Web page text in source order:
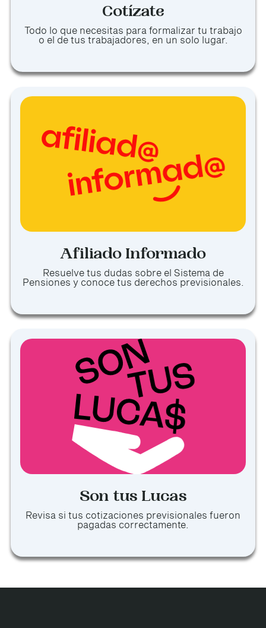
Cotízate
Todo lo que necesitas para formalizar tu trabajo
o el de tus trabajadores, en un solo lugar.
Afiliado Informado
Resuelve tus dudas sobre el Sistema de
Pensiones y conoce tus derechos previsionales.
Son tus Lucas
Revisa si tus cotizaciones previsionales fueron
pagadas correctamente.